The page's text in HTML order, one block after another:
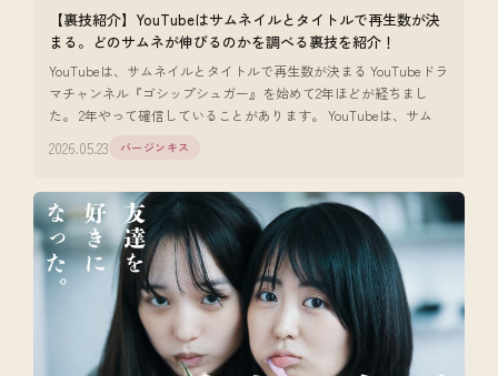
【裏技紹介】YouTubeはサムネイルとタイトルで再生数が決
まる。どのサムネが伸びるのかを調べる裏技を紹介！
YouTubeは、サムネイルとタイトルで再生数が決まる YouTubeドラ
マチャンネル『ゴシップシュガー』を始めて2年ほどが経ちまし
た。 2年やって確信していることがあります。 YouTubeは、サム
2026.05.23 バージンキス